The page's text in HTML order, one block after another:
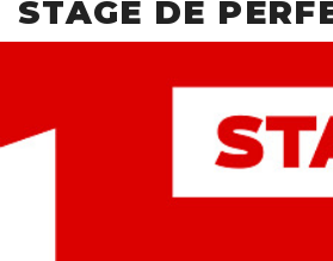
STAGE DE